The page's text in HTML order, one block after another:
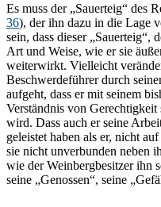
Es muss der „Sauerteig“ des
36), der ihn dazu in die Lage
sein, dass dieser „Sauerteig“,
Art und Weise, wie er sie
weiterwirkt. Vielleicht
Beschwerdeführer durch
aufgeht, dass er mit seinem
Verständnis von
wird. Dass auch er seine
geleistet haben als er, nicht
sie nicht unverbunden neben
wie der Weinbergbesitzer ihn
seine „Genossen“, seine